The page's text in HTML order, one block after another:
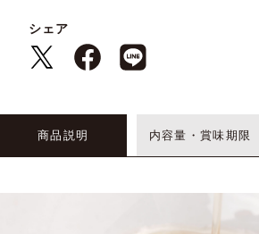
シェア
商品説明 内容量・賞味期限